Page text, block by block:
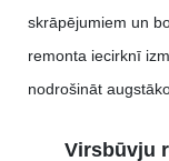
skrāpējumiem un
remonta iecirknī
nodrošināt
Virsbūvju